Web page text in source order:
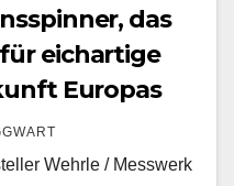
das
eichartige
Europas
Wehrle / Messwerk